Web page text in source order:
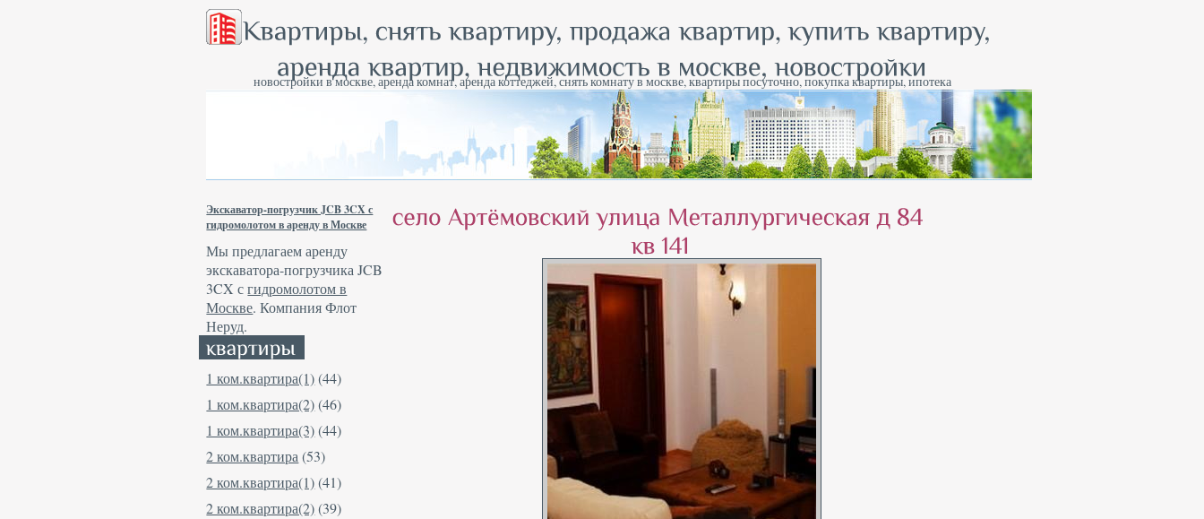
новостройки в москве, аренда комнат, аренда коттеджей, снять комнату в москве, квартиры посуточно, покупка квартиры, ипотека
Экскаватор-погрузчик JCB 3CX с
гидромолотом в аренду в Москве
Мы предлагаем аренду
экскаватора-погрузчика JCB
3CX сгидромолотом в
Москве. Компания Флот
Неруд.
1 ком.квартира(1)(44)
1 ком.квартира(2)(46)
1 ком.квартира(3)(44)
2 ком.квартира (53)
2 ком.квартира(1)(41)
2 ком.квартира(2)(39)